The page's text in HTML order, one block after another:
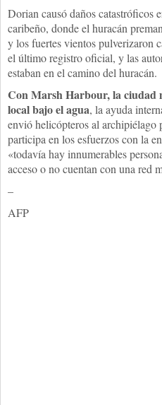
Dorian causó daños catastróficos
caribeño, donde el huracán
y los fuertes vientos pulverizaron
el último registro oficial, y las
estaban en el camino del huracán.
Con Marsh Harbour, la ciudad
local bajo el agua, la ayuda
envió helicópteros al archipiélago
participa en los esfuerzos con la
«todavía hay innumerables
acceso o no cuentan con una red
–
AFP